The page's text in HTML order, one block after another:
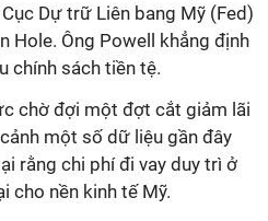
Dự trữ Liên bang Mỹ (Fed)
Hole. Ông Powell khẳng định
chính sách tiền tệ.
chờ đợi một đợt cắt giảm lãi
một số dữ liệu gần đây
rằng chi phí đi vay duy trì ở
cho nền kinh tế Mỹ.